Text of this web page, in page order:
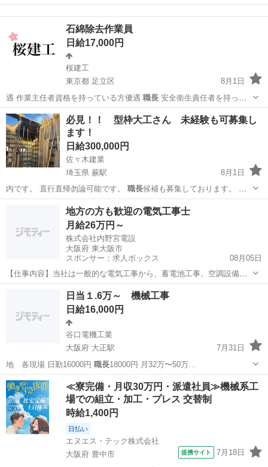
える方は…
石綿除去作業員
日給17,000円
桜建工
東京都 足立区
8月1日
遇 作業主任者資格を持っている方優遇 職長安全衛生責任者を持って
いる方優遇 …
東京 足立区 その他 ガテン系
必見！！ 型枠大工さん 未経験も可募集し
ます！
日給300,000円
佐々木建業
埼玉県 蕨駅
8月1日
内です。 直行直帰勿論可能です。 職長候補も募集しております。 是
非お気軽…
蕨駅 大工
地方の方も歓迎の電気工事士
月給26万円～
株式会社内野宮電設
大阪府 東大阪市
スポンサー：求人ボックス
08月05日
【仕事内容】当社は一般的な電気工事から、蓄電池工事、空調設備工
事や仮設工事まで様々な工事を一式で受注しています コンセント・照
明・幹線/動力、受変電設備などの一般的な電気工事 空調の電源工事、
蓄電池の設置 基本現場は3～4名のチー...
正社員 / アルバイト・パート / 業務委託
日当１.6万～ 機械工事
日給16,000円
谷口電機工業
大阪府 大正駅
7月31日
地 各現場 日勤16000円 職長 18000円 月32万〜50万…
大阪 大阪市 大正駅 その他
≪寮完備・月収30万円・派遣社員≫機械系工
場での組立・加工・プレス 交替制
時給1,400円
日払い
エヌエス・テック株式会社
大阪府 豊中市
提携サイト 7月18日